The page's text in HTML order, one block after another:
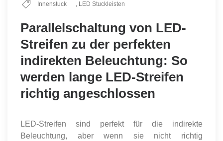
Innenstuck
, LED Stuckleisten
Parallelschaltung von LED-
Streifen zu der perfekten
indirekten Beleuchtung: So
werden lange LED-Streifen
richtig angeschlossen
LED-Streifen sind perfekt für die indirekte
Beleuchtung, aber wenn sie nicht richtig